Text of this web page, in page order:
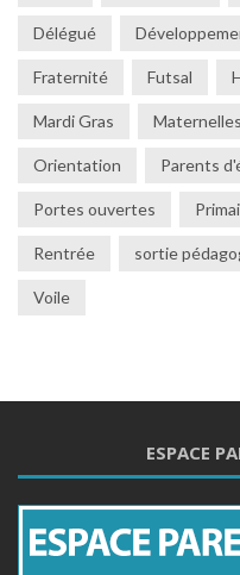
Délégué
Fraternité Futsal
Mardi Gras Maternelles
Orientation Parents
Portes ouvertes
Rentrée sortie
Voile
ESPACE